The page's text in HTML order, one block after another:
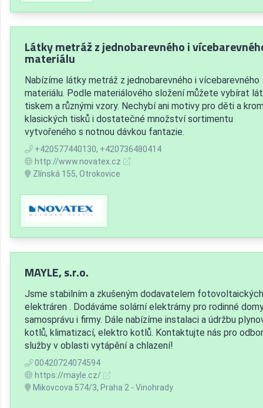
Látky metráž z jednobarevného i
materiálu
Nabízíme látky metráž z jednobarevného i vícebarevného
materiálu. Podle materiálového složení můžete vybírat
tiskem a různými vzory. Nechybí ani motivy pro děti a
klasických tisků i dostatečné množství sortimentu
vytvořeného s notnou dávkou fantazie.
+420577440130, +420736480414
http://www.novatex.cz
Zlínská 155, Otrokovice
MAYLE, s.r.o.
Jsme stabilním a zkušeným dodavatelem fotovoltaických
elektráren . Dodáváme solární elektrárny pro rodinné
samosprávu i firmy. Dále nabízíme instalaci a údržbu
kotlů, klimatizací, elektro kotlů. Kontaktujte nás pro
služby v oblasti vytápění a chlazení!
00420724074594
https://mayle.cz/
Mikovcova 574/3, Praha 2 - Vinohrady